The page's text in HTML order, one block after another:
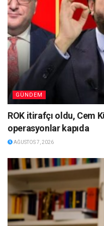
GÜNDEM
ROK itirafçı oldu, Cem
operasyonlar kapıda
AĞUSTOS 7, 2026